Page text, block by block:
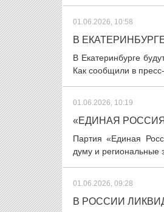
01.06.2026, 10:58
В
В Екатеринбурге
Как сообщили в
01.06.2026, 10:19
«ЕДИНАЯ
Партия «Единая
думу и региональные
01.06.2026, 09:28
В РОССИИ